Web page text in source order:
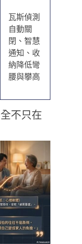
瓦斯偵測
自動關
閉、智慧
通知、收
納降低彎
腰與攀高
不只在